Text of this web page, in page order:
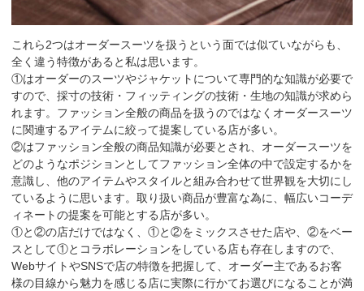
これら2つはオーダースーツを扱うという面では似ていながらも、
全く違う特徴があると私は思います。
①はオーダーのスーツやジャケットについて専門的な知識が必要で
すので、採寸の技術・フィッティングの技術・生地の知識が求めら
れます。ファッション全般の商品を扱うのではなくオーダースーツ
に関連するアイテムに絞って提案している店が多い。
②はファッション全般の商品知識が必要とされ、オーダースーツを
どのようなポジションとしてファッション全体の中で設定するかを
意識し、他のアイテムやスタイルと組み合わせて世界観を大切にし
ているように思います。取り扱い商品が豊富な為に、幅広いコーデ
ィネートの提案を可能とする店が多い。
①と②の店だけではなく、①と②をミックスさせた店や、②をベー
スとして①とコラボレーションをしている店も存在しますので、
WebサイトやSNSで店の特徴を把握して、オーダー主であるお客
様の目線から魅力を感じる店に実際に行かてお選びになることが満